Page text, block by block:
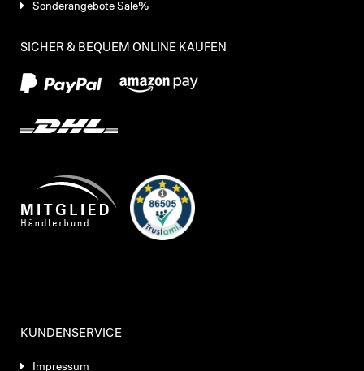
Sonderangebote Sale%
SICHER & BEQUEM ONLINE KAUFEN
KUNDENSERVICE
Impressum